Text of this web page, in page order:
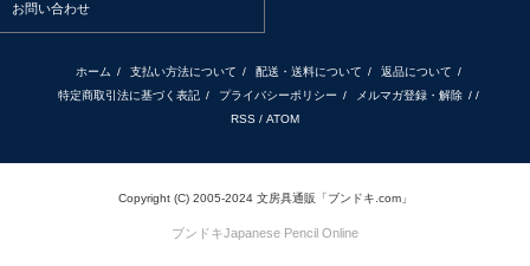
お問い合わせ
ホーム / 支払い方法について / 配送・送料について / 返品について /
特定商取引法に基づく表記 / プライバシーポリシー / メルマガ登録・解除 / /
RSS / ATOM
Copyright (C) 2005-2024 文房具通販「ブンドキ.com」
ブンドキJapanese Pencil Online